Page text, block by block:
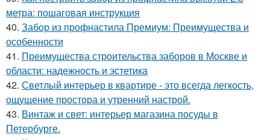
метра: пошаговая инструкция
40. Забор из профнастила Премиум: Преимущества и
особенности
41. Преимущества строительства заборов в Москве и
области: надежность и эстетика
42. Светлый интерьер в квартире - это всегда легкость,
ощущение простора и утренний настрой.
43. Винтаж и свет: интерьер магазина посуды в
Петербурге.